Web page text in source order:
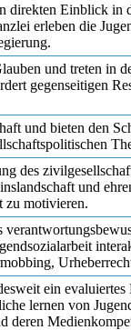
direkten Einblick in
erleben die
und treten in
gegenseitigen
und bieten den
des
und
zu motivieren.
ein evaluiertes
lernen von
deren